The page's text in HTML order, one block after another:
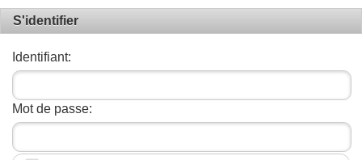
S'identifier
Identifiant:
Mot de passe: